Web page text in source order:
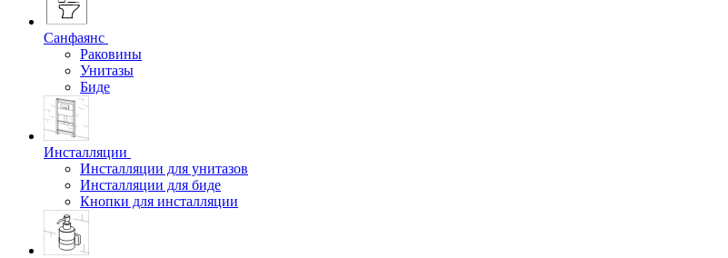
Санфаянс
Раковины
Унитазы
Биде
Инсталляции
Инсталляции для унитазов
Инсталляции для биде
Кнопки для инсталляции